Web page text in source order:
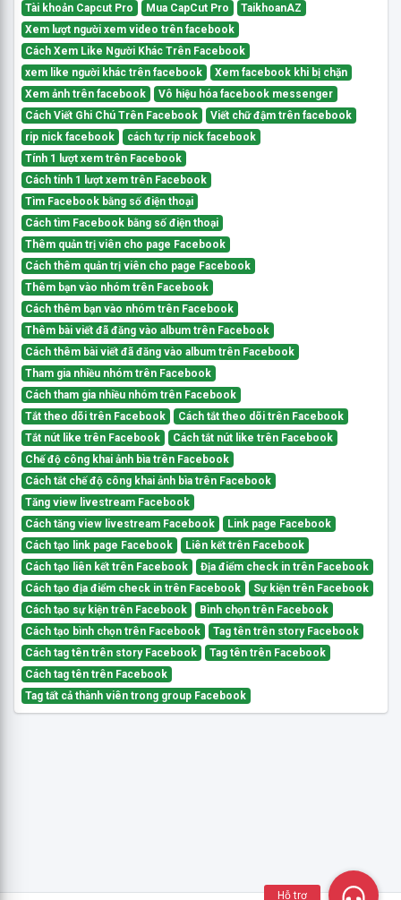
Tài khoản Capcut Pro
Mua CapCut Pro
TaikhoanAZ
Xem lượt người xem video trên facebook
Cách Xem Like Người Khác Trên Facebook
xem like người khác trên facebook
Xem facebook khi bị chặn
Xem ảnh trên facebook
Vô hiệu hóa facebook messenger
Cách Viết Ghi Chú Trên Facebook
Viết chữ đậm trên facebook
rip nick facebook
cách tự rip nick facebook
Tính 1 lượt xem trên Facebook
Cách tính 1 lượt xem trên Facebook
Tìm Facebook bằng số điện thoại
Cách tìm Facebook bằng số điện thoại
Thêm quản trị viên cho page Facebook
Cách thêm quản trị viên cho page Facebook
Thêm bạn vào nhóm trên Facebook
Cách thêm bạn vào nhóm trên Facebook
Thêm bài viết đã đăng vào album trên Facebook
Cách thêm bài viết đã đăng vào album trên Facebook
Tham gia nhiều nhóm trên Facebook
Cách tham gia nhiều nhóm trên Facebook
Tắt theo dõi trên Facebook
Cách tắt theo dõi trên Facebook
Tắt nút like trên Facebook
Cách tắt nút like trên Facebook
Chế độ công khai ảnh bìa trên Facebook
Cách tắt chế độ công khai ảnh bìa trên Facebook
Tăng view livestream Facebook
Cách tăng view livestream Facebook
Link page Facebook
Cách tạo link page Facebook
Liên kết trên Facebook
Cách tạo liên kết trên Facebook
Địa điểm check in trên Facebook
Cách tạo địa điểm check in trên Facebook
Sự kiện trên Facebook
Cách tạo sự kiện trên Facebook
Bình chọn trên Facebook
Cách tạo bình chọn trên Facebook
Tag tên trên story Facebook
Cách tag tên trên story Facebook
Tag tên trên Facebook
Cách tag tên trên Facebook
Tag tất cả thành viên trong group Facebook
Hỗ trợ